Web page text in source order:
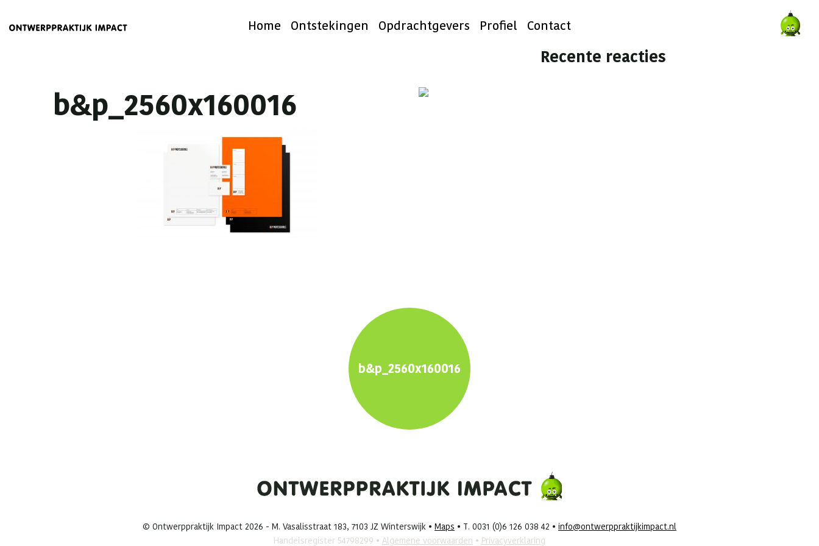
Home Ontstekingen Opdrachtgevers Profiel Contact
b&p_2560x160016
Recente reacties
b&p_2560x160016
© Ontwerppraktijk Impact 2026 - M. Vasalisstraat 183, 7103 JZ Winterswijk • Maps • T. 0031 (0)6 126 038 42 • info@ontwerppraktijkimpact.nl
Handelsregister 54798299 • Algemene voorwaarden • Privacyverklaring